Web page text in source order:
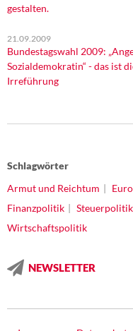
gestalten.
21.09.2009
Bundestagswahl 2009:
Sozialdemokratin“ - das ist
Irreführung
Schlagwörter
Armut und Reichtum
Finanzpolitik
Steuerpolitik
Wirtschaftspolitik
NEWSLETTER